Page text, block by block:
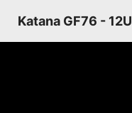
Katana GF76 - 12U